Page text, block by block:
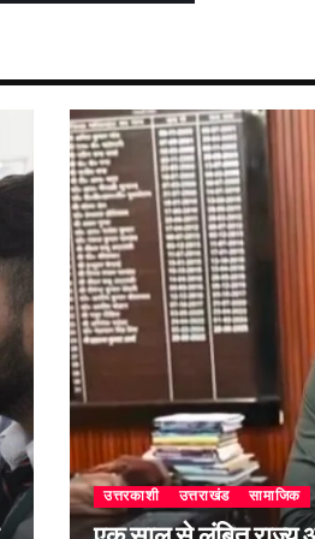
उत्तरकाशी उत्तराखंड सामाजिक